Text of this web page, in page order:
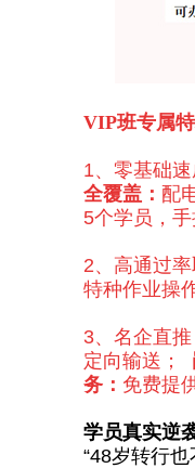
VIP班专属
1、 零基础
全覆盖： 配
5个学员，
2、 高通过
特种作业操
3、 名企直
定向输送 ；
务： 免费提
学员真实逆
“48岁转行